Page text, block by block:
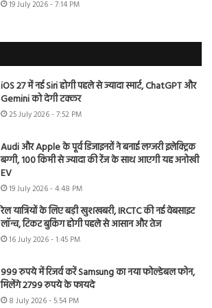
19 July 2026 - 7:14 PM
iOS 27 में नई Siri होगी पहले से ज्यादा स्मार्ट, ChatGPT और
Gemini को देगी टक्कर
25 July 2026 - 7:52 PM
Audi और Apple के पूर्व डिजाइनरों ने बनाई लग्जरी इलेक्ट्रिक
बग्गी, 100 किमी से ज्यादा की रेंज के साथ आएगी यह अनोखी
EV
19 July 2026 - 4:48 PM
रेल यात्रियों के लिए बड़ी खुशखबरी, IRCTC की नई वेबसाइट
लॉन्च, टिकट बुकिंग होगी पहले से आसान और तेज
16 July 2026 - 1:45 PM
999 रुपये में रिजर्व करें Samsung का नया फोल्डेबल फोन,
मिलेंगे 2799 रुपये के फायदे
8 July 2026 - 5:54 PM